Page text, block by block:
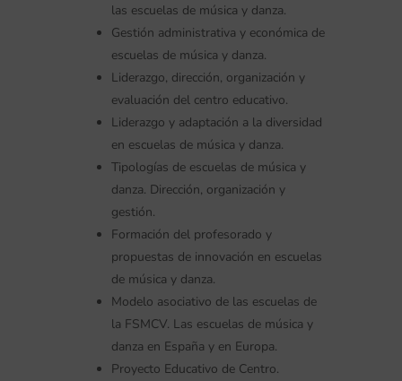
las escuelas de música y danza.
Gestión administrativa y económica de
escuelas de música y danza.
Liderazgo, dirección, organización y
evaluación del centro educativo.
Liderazgo y adaptación a la diversidad
en escuelas de música y danza.
Tipologías de escuelas de música y
danza. Dirección, organización y
gestión.
Formación del profesorado y
propuestas de innovación en escuelas
de música y danza.
Modelo asociativo de las escuelas de
la FSMCV. Las escuelas de música y
danza en España y en Europa.
Proyecto Educativo de Centro.